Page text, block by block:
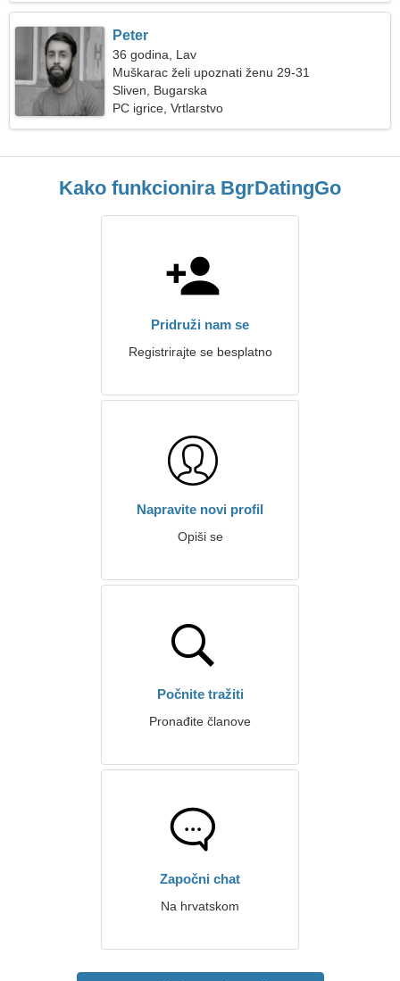
Peter
36 godina, Lav
Muškarac želi upoznati ženu 29-31
Sliven, Bugarska
PC igrice, Vrtlarstvo
Kako funkcionira BgrDatingGo
Pridruži nam se
Registrirajte se besplatno
Napravite novi profil
Opiši se
Počnite tražiti
Pronađite članove
Započni chat
Na hrvatskom